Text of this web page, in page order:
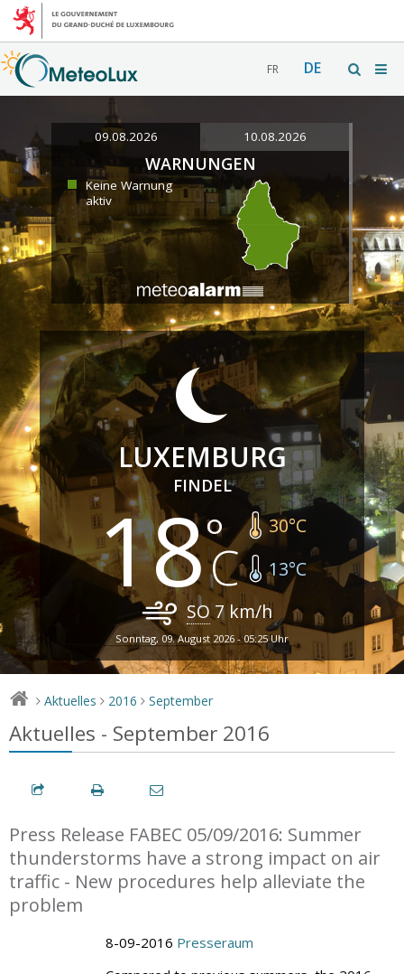
FR DE
09.08.2026 10.08.2026
WARNUNGEN
Keine Warnung
aktiv
LUXEMBURG
FINDEL
18 30°C
13°C
SO7 km/h
Sonntag, 09. August 2026 - 05:25 Uhr
> Aktuelles > 2016 > September
Aktuelles - September 2016
Press Release FABEC 05/09/2016: Summer
thunderstorms have a strong impact on air
traffic - New procedures help alleviate the
problem
8-09-2016 Presseraum